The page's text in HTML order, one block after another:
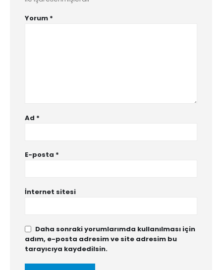
Yorum *
Ad *
E-posta *
İnternet sitesi
Daha sonraki yorumlarımda kullanılması için
adım, e-posta adresim ve site adresim bu
tarayıcıya kaydedilsin.